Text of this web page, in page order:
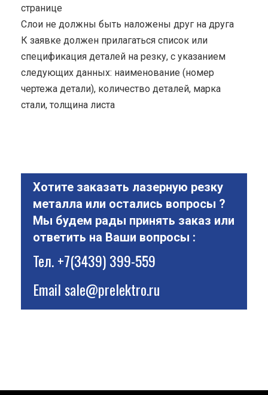
странице
Cлои не должны быть наложены друг на друга
К заявке должен прилагаться список или
спецификация деталей на резку, с указанием
следующих данных: наименование (номер
чертежа детали), количество деталей, марка
стали, толщина листа
Хотите заказать лазерную резку
металла или остались вопросы ?
Мы будем рады принять заказ или
ответить на Ваши вопросы :
Тел.+7(3439) 399-559
Emailsale@prelektro.ru